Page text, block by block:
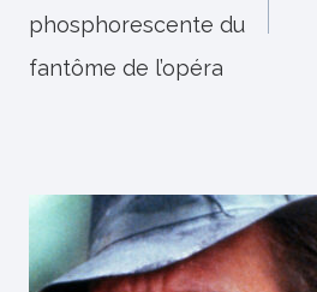
phosphorescente du
fantôme de l’opéra